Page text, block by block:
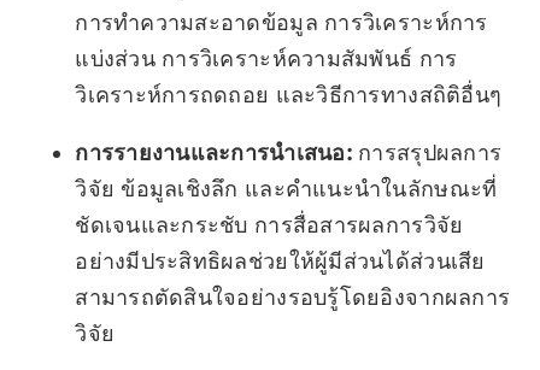
การทำความสะอาดข้อมูล การวิเคราะห์การ
แบ่งส่วน การวิเคราะห์ความสัมพันธ์ การ
วิเคราะห์การถดถอย และวิธีการทางสถิติอื่นๆ
การรายงานและการนำเสนอ:การสรุปผลการ
วิจัย ข้อมูลเชิงลึก และคำแนะนำในลักษณะที่
ชัดเจนและกระชับ การสื่อสารผลการวิจัย
อย่างมีประสิทธิผลช่วยให้ผู้มีส่วนได้ส่วนเสีย
สามารถตัดสินใจอย่างรอบรู้โดยอิงจากผลการ
วิจัย